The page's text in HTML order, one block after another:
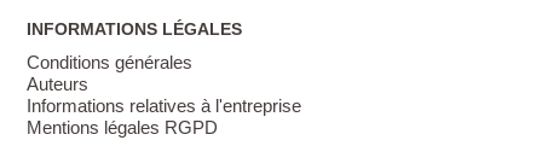
INFORMATIONS LÉGALES
Conditions générales
Auteurs
Informations relatives à l'entreprise
Mentions légales RGPD